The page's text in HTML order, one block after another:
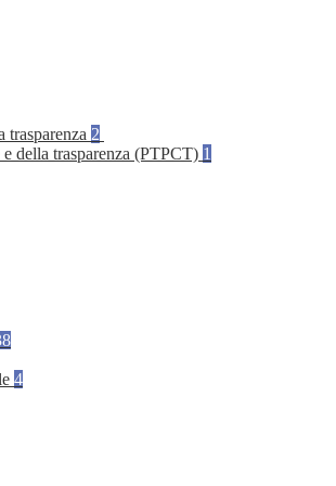
trasparenza 2
della trasparenza (PTPCT) 1
4